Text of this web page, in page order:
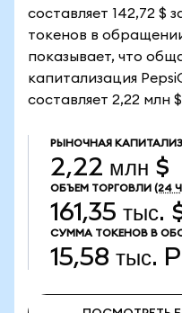
составляет 142,72 $
токенов в
показывает, что
капитализация
составляет 2,22 млн
РЫНОЧНАЯ
2,22 млн $
ОБЪЕМ ТОРГОВЛИ (24
161,35 тыс.
СУММА ТОКЕНОВ В
15,58 тыс.